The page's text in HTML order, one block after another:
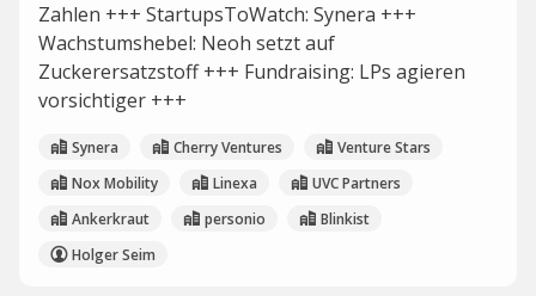
Zahlen +++ StartupsToWatch: Synera +++
Wachstumshebel: Neoh setzt auf
Zuckerersatzstoff +++ Fundraising: LPs agieren
vorsichtiger +++
Synera Cherry Ventures
Venture Stars
Nox Mobility
Linexa
UVC Partners
Ankerkraut
personio
Blinkist
Holger Seim